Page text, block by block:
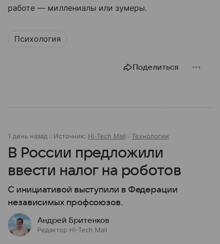
работе — миллениалы или зумеры.
Психология
Поделиться
1 день назад Источник: Hi-Tech Mail Технологии
В России предложили
ввести налог на роботов
С инициативой выступили в Федерации
независимых профсоюзов.
Андрей Бритенков
Редактор Hi-Tech Mail